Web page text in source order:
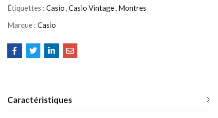
Étiquettes : Casio ,Casio Vintage, Montres
Marque : Casio
Caractéristiques